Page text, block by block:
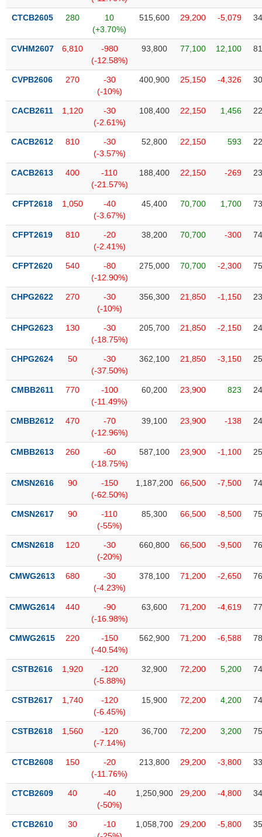
quan
dịch
chính
tích
thuật
sơ
doanh
Tin
Tâm
thị
trường
CTCB2605 280
10
(+3.70%)
515,600 29,200 -5,079
CVHM2607 6,810
-980
(-12.58%)
93,800 77,100 12,100
CVPB2606 270
-30
(-10%)
400,900 25,150 -4,326
CACB2611 1,120
-30
(-2.61%)
108,400 22,150 1,456
CACB2612 810
-30
(-3.57%)
52,800 22,150 593
CACB2613 400
-110
(-21.57%)
188,400 22,150 -269
CFPT2618 1,050
-40
(-3.67%)
45,400 70,700 1,700
CFPT2619 810
-20
(-2.41%)
38,200 70,700 -300
CFPT2620 540
-80
(-12.90%)
275,000 70,700 -2,300
CHPG2622 270
-30
(-10%)
356,300 21,850 -1,150
CHPG2623 130
-30
(-18.75%)
205,700 21,850 -2,150
CHPG2624 50
-30
(-37.50%)
362,100 21,850 -3,150
CMBB2611 770
-100
(-11.49%)
60,200 23,900 823
CMBB2612 470
-70
(-12.96%)
39,100 23,900 -138
CMBB2613 260
-60
(-18.75%)
587,100 23,900 -1,100
CMSN2616 90
-150
(-62.50%)
1,187,200 66,500 -7,500
CMSN2617 90
-110
(-55%)
85,300 66,500 -8,500
CMSN2618 120
-30
(-20%)
660,800 66,500 -9,500
CMWG2613 680
-30
(-4.23%)
378,100 71,200 -2,650
CMWG2614 440
-90
(-16.98%)
63,600 71,200 -4,619
CMWG2615 220
-150
(-40.54%)
562,900 71,200 -6,588
CSTB2616 1,920
-120
(-5.88%)
32,900 72,200 5,200
CSTB2617 1,740
-120
(-6.45%)
15,900 72,200 4,200
CSTB2618 1,560
-120
(-7.14%)
36,700 72,200 3,200
CTCB2608 150
-20
(-11.76%)
213,800 29,200 -3,800
CTCB2609 40
-40
(-50%)
1,250,900 29,200 -4,800
CTCB2610 30
-10
1,058,700 29,200 -5,800
SECTOR
NĂNG
VẬT
CÔNG
DÙNG
THIẾT
YẾU
TIÊU
THIẾT
YẾU
CHĂM
SỨC
TÀI
TIN
VỤ
THÔNG